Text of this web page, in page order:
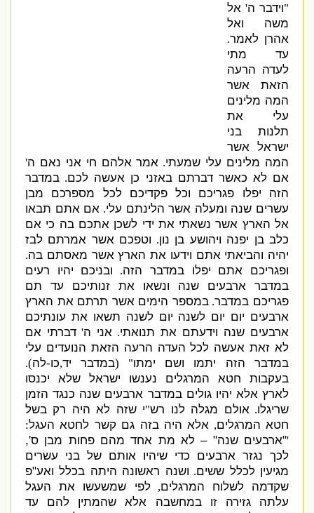
וידבר ה 'אל
משה ואל
אהרן לאמר.
עד מתי
לעדה הרעה
הזאת אשר
המה מלינים
עלי את
תלנות בני
ישראל אשר
המה מלינים עלי שמעתי.אמר אלהם חי אני נאם ה
אם לא כאשר דברתם באזני כן אעשה לכם.במדבר
הזה יפלו פגריכם וכל פקדיכם לכל מספרכם מבן
עשרים שנה ומעלה אשר הלינתם עלי.אם אתם תבאו
אל הארץ אשר נשאתי את ידי לשכן אתכם בה כי אם
כלב בן יפנה ויהושע בן נון .וטפכם אשר אמרתם לבז
יהיה והביאתי אתם וידעו את הארץ אשר מאסתם בה.
ופגריכם אתם יפלו במדבר הזה.ובניכם יהיו רעים
במדבר ארבעים שנה ונשאו את זנותיכם עד תם
פגריכם במדבר.במספר הימים אשר תרתם את הארץ
ארבעים יום יום לשנה יום לשנה תשאו את עונתיכם
ארבעים שנה וידעתם את תנואתי.אני ה 'דברתי אם
לא זאת אעשה לכל העדה הרעה הזאת הנועדים עלי
במדבר הזה יתמו ושם ימתו" ( במדבר יד ,כו-לה).
בעקבות חטא המרגלים נענשו ישראל שלא יכנסו
לארץ אלא יהיו גולים במדבר ארבעים שנה כנגד הזמן
שריגלו.אולם מגלה לנו רש"י שזה לא היה רק בשל
חטא המרגלים,אלא היה בזה גם קשר לחטא העגל:
ארבעים שנה" –לא מת אחד מהם פחות מבן ס ',
לכך נגזר ארבעים כדי שיהיו אותם של בני עשרים
מגיעין לכלל ששים.ושנה ראשונה היתה בכלל ואע"פ
שקדמה לשלוח המרגלים,לפי שמשעשו את העגל
עלתה גזירה זו במחשבה אלא שהמתין להם עד